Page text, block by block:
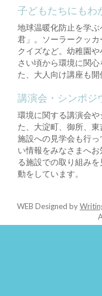
子どもたちにもわ
地球温暖化防止を学
君」。ソーラークッ
クイズなど。幼稚園
さい頃から環境に関
た、大人向け講座も開
講演会・シンポジ
環境に関する講演会
た、大淀町、御所、
施設への見学会も行
い情報をみなさまへ
る施設での取り組み
動をしています。
WEB Designed by